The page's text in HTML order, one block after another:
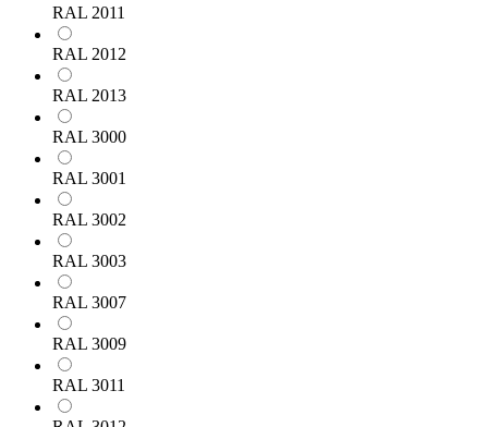
RAL 2011
RAL 2012
RAL 2013
RAL 3000
RAL 3001
RAL 3002
RAL 3003
RAL 3007
RAL 3009
RAL 3011